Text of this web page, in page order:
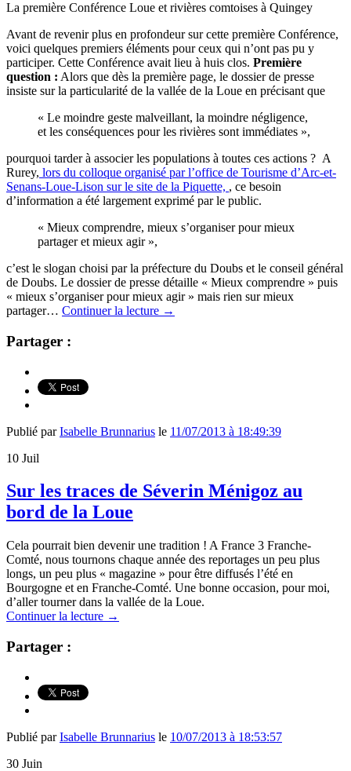
La première Conférence Loue et rivières comtoises à Quingey
Avant de revenir plus en profondeur sur cette première Conférence,
voici quelques premiers éléments pour ceux qui n’ont pas pu y
participer. Cette Conférence avait lieu à huis clos. Première
question : Alors que dès la première page, le dossier de presse
insiste sur la particularité de la vallée de la Loue en précisant que
« Le moindre geste malveillant, la moindre négligence,
et les conséquences pour les rivières sont immédiates »,
pourquoi tarder à associer les populations à toutes ces actions ? A
Rurey, lors du colloque organisé par l’office de Tourisme d’Arc-et-
Senans-Loue-Lison sur le site de la Piquette, , ce besoin
d’information a été largement exprimé par le public.
« Mieux comprendre, mieux s’organiser pour mieux
partager et mieux agir »,
c’est le slogan choisi par la préfecture du Doubs et le conseil général
de Doubs. Le dossier de presse détaille « Mieux comprendre » puis
« mieux s’organiser pour mieux agir » mais rien sur mieux
partager… Continuer la lecture →
Partager :
Publié parIsabelle Brunnarius le 11/07/2013 à 18:49:39
10 Juil
Sur les traces de Séverin Ménigoz au
bord de la Loue
Cela pourrait bien devenir une tradition ! A France 3 Franche-
Comté, nous tournons chaque année des reportages un peu plus
longs, un peu plus « magazine » pour être diffusés l’été en
Bourgogne et en Franche-Comté. Une bonne occasion, pour moi,
d’aller tourner dans la vallée de la Loue.
Continuer la lecture →
Partager :
Publié parIsabelle Brunnarius le 10/07/2013 à 18:53:57
30 Juin